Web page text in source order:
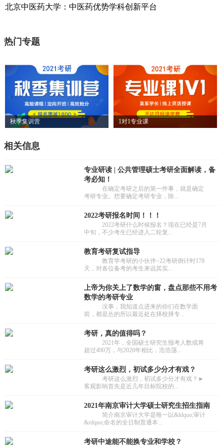
北京中医药大学：中医药优势学科创新平台
热门专题
秋季集训营 1对1专业课
相关信息
专业研读 | 公共管理硕士考研全面解读，备
考必知！
在确定考研之后的第一件事，就是确定
考研专业。想要确定考研专业，除...
2022考研报名时间！！！
2022考研什么时候报名？现在已经是7月
中旬，不少考生已经进入二轮复...
教育考研复试指导
教育学考研的小伙伴~22考研倒计时178
天，对各位备考的考生来说其实...
上帝为你关上了数学的窗，盘点那些不用考
数学的考研专业
没事，我知道点进来的你们在数学面
前，都是怂的所以最近处在择校择专...
考研，真的值得吗？
2021年，全国硕士研究生报考人数或将
超过400万，与2020年相比，浩浩荡...
考研这么激烈，初试多少分才有戏？
考研这么激烈，初试多少分才有戏？►
客观影响首先是近几年目标院校的...
2021年南京审计大学硕士研究生招生指南
简介南京审计大学是唯一以&ldquo;审计
&rdquo;命名的全日制普通本...
考研中途能不能换专业和学校？